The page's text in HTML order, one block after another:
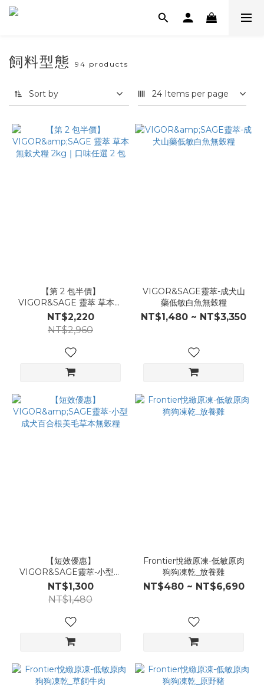
飼料型態 94 products
Sort by 24 Items per page
【第 2 包半價】
VIGOR&SAGE 靈萃 草本無
穀犬糧 2kg｜口味任選 2 包
NT$2,220
NT$2,960
VIGOR&SAGE靈萃-成犬山
藥低敏白魚無穀糧
NT$1,480 ~ NT$3,350
【短效優惠】
VIGOR&SAGE靈萃-小型成
犬百合根美毛草本無穀糧
NT$1,300
NT$1,480
Frontier悅緻原凍-低敏原肉
狗狗凍乾_放養雞
NT$480 ~ NT$6,690